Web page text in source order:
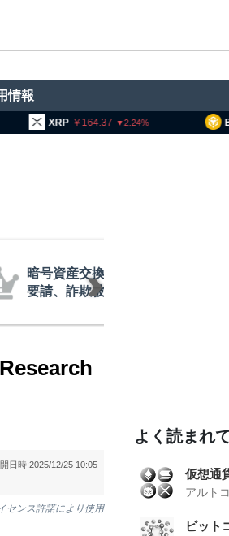
情報
BNB 93,931.0
アーサー・ヘイズ、AIバブル
政府救済でビットコイン100
日時:2025/12/25 10:05
センス許諾により使用
よく読まれ
仮想通
アルト
ビット